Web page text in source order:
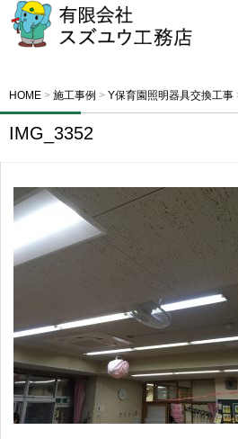
HOME > 施工事例 > Y保育園照明器具交換工事
IMG_3352